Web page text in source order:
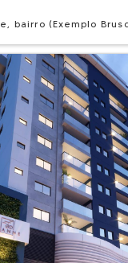
bairro (Exemplo